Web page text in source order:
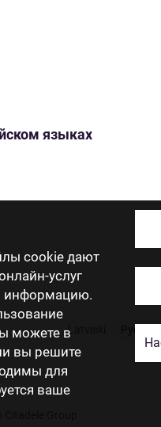
cookie дают
услуг
информацию.
можете в
вы решите
для
ваше
языках
Latviski